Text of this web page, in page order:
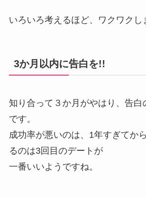
いろいろ考えるほど、ワクワクし
3か月以内に告白を!!
知り合って３か月がやはり、告白
です。
成功率が悪いのは、1年すぎてか
るのは3回目のデートが
一番いいようですね。